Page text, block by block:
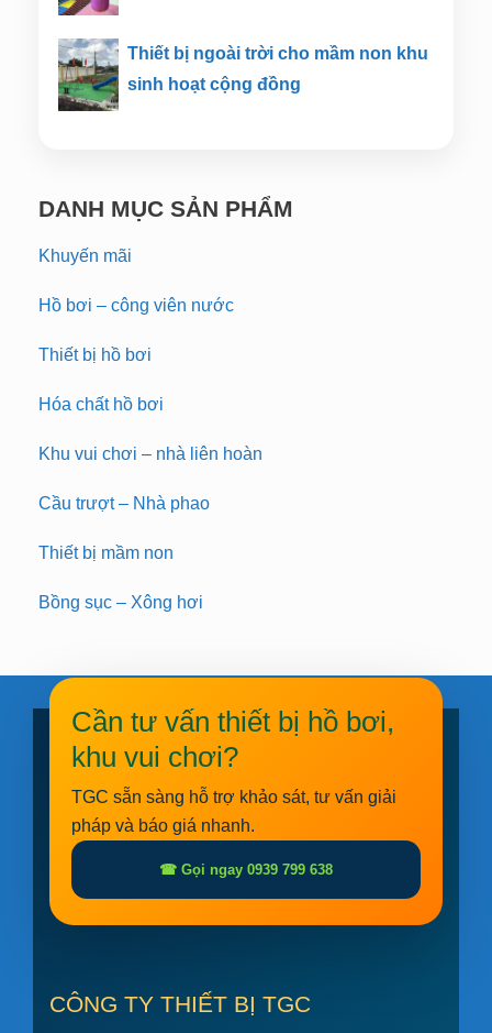
Thiết bị ngoài trời cho mầm non khu
sinh hoạt cộng đồng
DANH MỤC SẢN PHẨM
Khuyến mãi
Hồ bơi – công viên nước
Thiết bị hồ bơi
Hóa chất hồ bơi
Khu vui chơi – nhà liên hoàn
Cầu trượt – Nhà phao
Thiết bị mầm non
Bồng sục – Xông hơi
Cần tư vấn thiết bị hồ bơi,
khu vui chơi?
TGC sẵn sàng hỗ trợ khảo sát, tư vấn giải
pháp và báo giá nhanh.
☎ Gọi ngay 0939 799 638
CÔNG TY THIẾT BỊ TGC